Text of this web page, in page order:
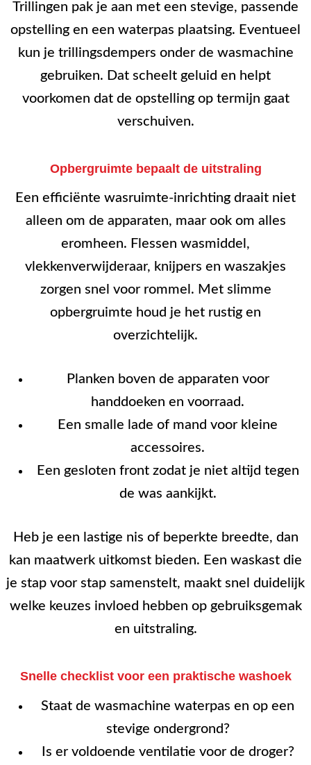
Trillingen pak je aan met een stevige, passende
opstelling en een waterpas plaatsing. Eventueel
kun je trillingsdempers onder de wasmachine
gebruiken. Dat scheelt geluid en helpt
voorkomen dat de opstelling op termijn gaat
verschuiven.
Opbergruimte bepaalt de uitstraling
Een efficiënte wasruimte-inrichting draait niet
alleen om de apparaten, maar ook om alles
eromheen. Flessen wasmiddel,
vlekkenverwijderaar, knijpers en waszakjes
zorgen snel voor rommel. Met slimme
opbergruimte houd je het rustig en
overzichtelijk.
Planken boven de apparaten voor
handdoeken en voorraad.
Een smalle lade of mand voor kleine
accessoires.
Een gesloten front zodat je niet altijd tegen
de was aankijkt.
Heb je een lastige nis of beperkte breedte, dan
kan maatwerk uitkomst bieden. Een waskast die
je stap voor stap samenstelt, maakt snel duidelijk
welke keuzes invloed hebben op gebruiksgemak
en uitstraling.
Snelle checklist voor een praktische washoek
Staat de wasmachine waterpas en op een
stevige ondergrond?
Is er voldoende ventilatie voor de droger?